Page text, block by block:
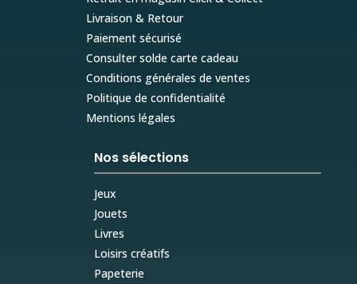
Livraison & Retour
Paiement sécurisé
Consulter solde carte cadeau
Conditions générales de ventes
Politique de confidentialité
Mentions légales
Nos sélections
Jeux
Jouets
Livres
Loisirs créatifs
Papeterie